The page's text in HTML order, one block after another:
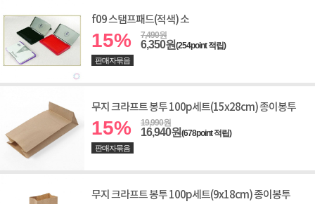
f09 스탬프패드(적색) 소
15% 7,490원
6,350원(254point 적립)
판매자묶음
무지 크라프트 봉투 100p세트(15x28cm) 종이봉투
15% 19,990원
16,940원(678point 적립)
판매자묶음
무지 크라프트 봉투 100p세트(9x18cm) 종이봉투